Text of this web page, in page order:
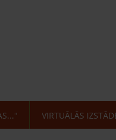
VIRTUĀLĀS